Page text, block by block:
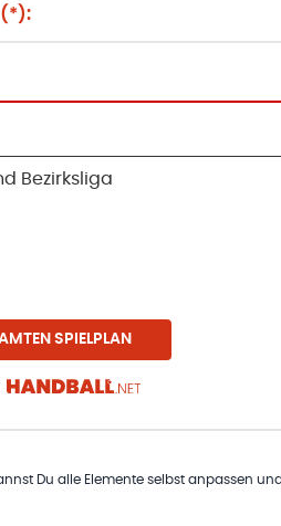
(*):
Bezirksliga
SPIELPLAN
Du alle Elemente selbst anpassen